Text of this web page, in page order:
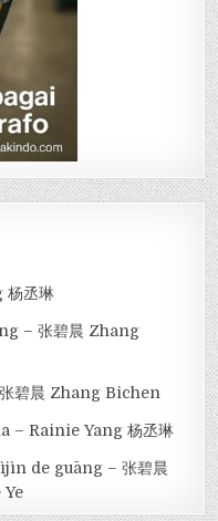
丞琳
– 张碧晨 Zhang
碧晨 Zhang Bichen
– Rainie Yang 杨丞琳
de guāng – 张碧晨